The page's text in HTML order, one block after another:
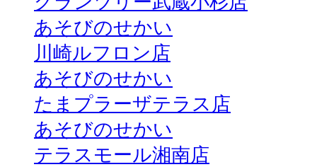
あそびのせかい
川崎ルフロン店
あそびのせかい
たまプラーザテラス店
あそびのせかい
テラスモール湘南店